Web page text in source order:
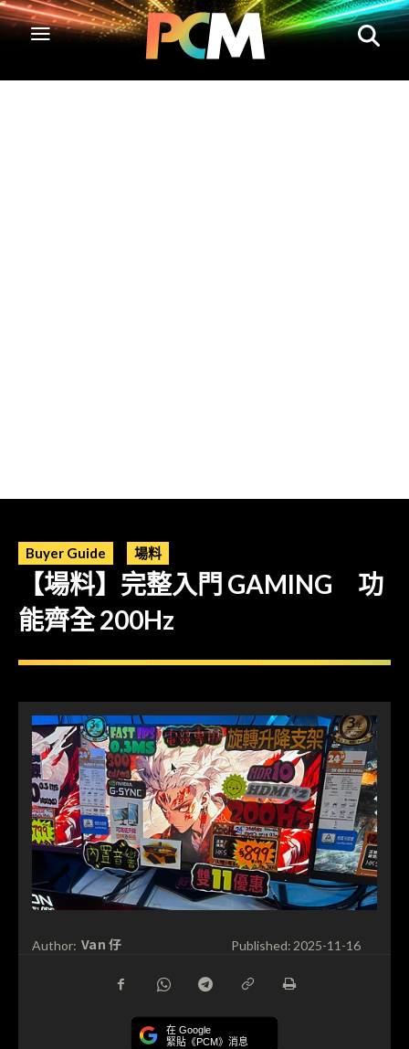
Buyer Guide 場料
【場料】完整入門 GAMING 功
能齊全 200Hz
Author: Van 仔 Published: 2025-11-16
在 Google
緊貼《PCM》消息